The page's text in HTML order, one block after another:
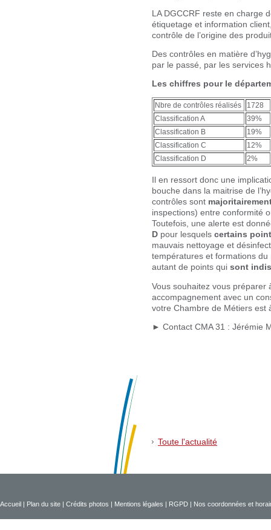
LA DGCCRF reste en charge
étiquetage et information
contrôle de l’origine des
Des contrôles en matière
par le passé, par les services
Les chiffres pour le
Nbre de contrôles réalisés
1728
Classification A
39%
Classification B
19%
Classification C
12%
Classification D
2%
Il en ressort donc une
bouche dans la maitrise de
contrôles sont
inspections) entre conformité
Toutefois, une alerte est
D pour lesquels certains
mauvais nettoyage et
températures et formations
autant de points qui sont
Vous souhaitez vous préparer
accompagnement avec un
votre Chambre de Métiers est
► Contact CMA 31 : Jérémie
Toute l'actualité
Accueil | Plan du site | Crédits photos | Mentions légales | RGPD | Nos coordonnées et